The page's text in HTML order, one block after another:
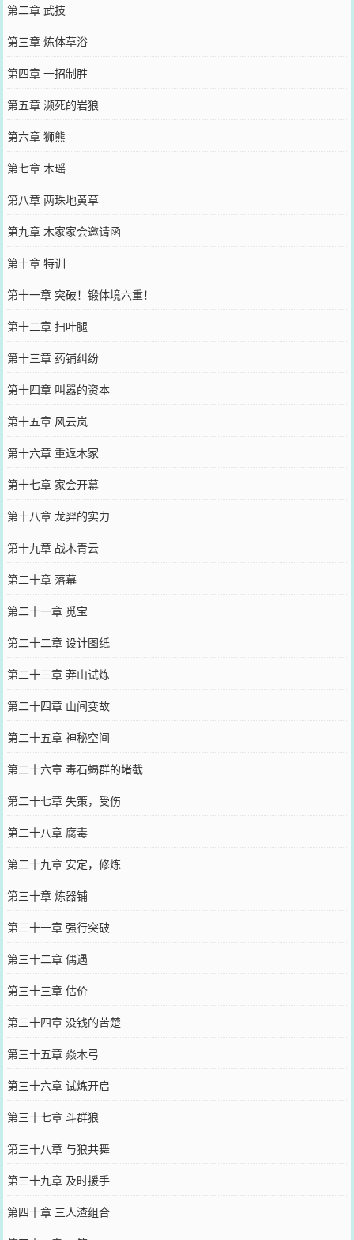
第二章 武技
第三章 炼体草浴
第四章 一招制胜
第五章 濒死的岩狼
第六章 狮熊
第七章 木瑶
第八章 两珠地黄草
第九章 木家家会邀请函
第十章 特训
第十一章 突破！锻体境六重！
第十二章 扫叶腿
第十三章 药铺纠纷
第十四章 叫嚣的资本
第十五章 风云岚
第十六章 重返木家
第十七章 家会开幕
第十八章 龙羿的实力
第十九章 战木青云
第二十章 落幕
第二十一章 觅宝
第二十二章 设计图纸
第二十三章 莽山试炼
第二十四章 山间变故
第二十五章 神秘空间
第二十六章 毒石蝎群的堵截
第二十七章 失策，受伤
第二十八章 腐毒
第二十九章 安定，修炼
第三十章 炼器铺
第三十一章 强行突破
第三十二章 偶遇
第三十三章 估价
第三十四章 没钱的苦楚
第三十五章 焱木弓
第三十六章 试炼开启
第三十七章 斗群狼
第三十八章 与狼共舞
第三十九章 及时援手
第四十章 三人渣组合